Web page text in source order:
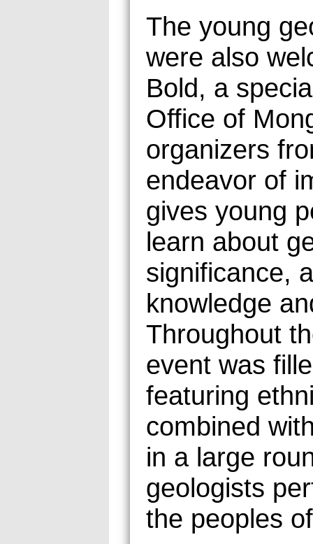
The young
were also
Bold, a
Office of
organizers
endeavor of
gives young
learn about
significance,
knowledge
Throughout
event was
featuring
combined
in a large
geologists
the peoples